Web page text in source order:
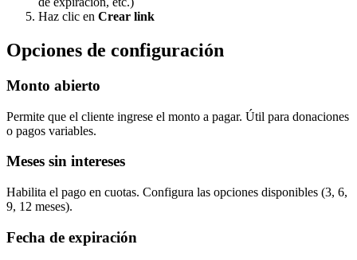
Haz clic en Crear link
Opciones de configuración
Monto abierto
Permite que el cliente ingrese el monto a pagar. Útil para donaciones
o pagos variables.
Meses sin intereses
Habilita el pago en cuotas. Configura las opciones disponibles (3, 6,
9, 12 meses).
Fecha de expiración